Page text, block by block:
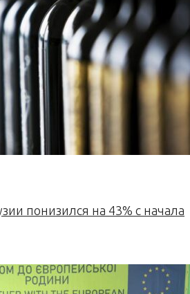
понизился на 43% с начала